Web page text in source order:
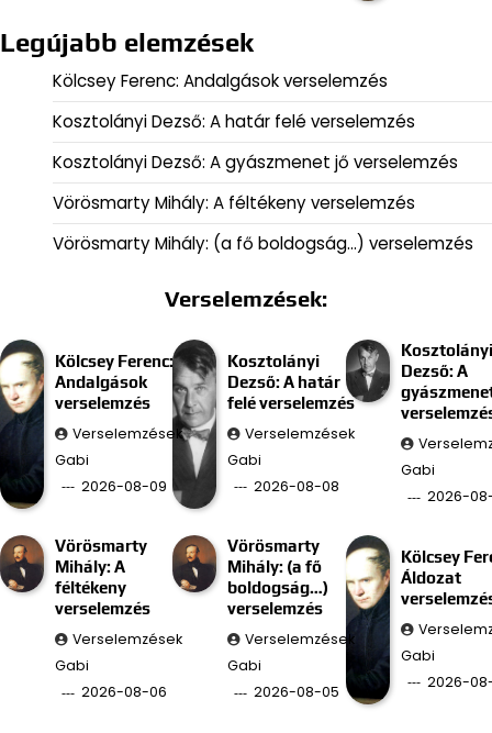
Legújabb elemzések
Kölcsey Ferenc: Andalgások verselemzés
Kosztolányi Dezső: A határ felé verselemzés
Kosztolányi Dezső: A gyászmenet jő verselemzés
Vörösmarty Mihály: A féltékeny verselemzés
Vörösmarty Mihály: (a fő boldogság…) verselemzés
Verselemzések:
Kölcsey Ferenc:
Andalgások
verselemzés
Verselemzések
Gabi
2026-08-09
Kosztolányi
Dezső: A határ
felé verselemzés
Verselemzések
Gabi
2026-08-08
Kosztolányi
Dezső: A
Gabi
2026-
Vörösmarty
Mihály: A
féltékeny
verselemzés
Verselemzések
Gabi
2026-08-06
Vörösmarty
Mihály: (a fő
boldogság…)
verselemzés
Verselemzések
Gabi
2026-08-05
Kölcsey
Áldozat
Gabi
2026-